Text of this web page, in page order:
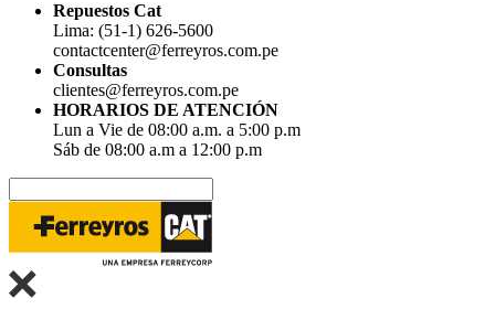
Repuestos Cat
Lima: (51-1) 626-5600
contactcenter@ferreyros.com.pe
Consultas
clientes@ferreyros.com.pe
HORARIOS DE ATENCIÓN
Lun a Vie de 08:00 a.m. a 5:00 p.m
Sáb de 08:00 a.m a 12:00 p.m